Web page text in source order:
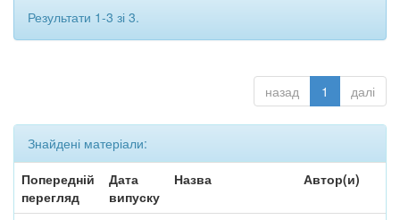
Результати 1-3 зі 3.
назад 1 далі
Знайдені матеріали:
Попередній
перегляд
Дата
випуску
Назва Автор(и)